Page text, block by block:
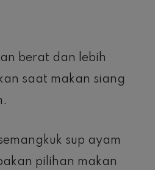
berat dan lebih
saat makan siang
sup ayam
pilihan makan